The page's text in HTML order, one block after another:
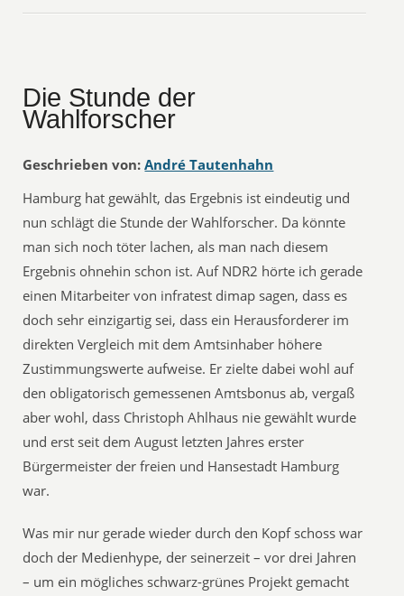
Die Stunde der
Wahlforscher
Geschrieben von: André Tautenhahn
Hamburg hat gewählt, das Ergebnis ist eindeutig und
nun schlägt die Stunde der Wahlforscher. Da könnte
man sich noch töter lachen, als man nach diesem
Ergebnis ohnehin schon ist. Auf NDR2 hörte ich gerade
einen Mitarbeiter von infratest dimap sagen, dass es
doch sehr einzigartig sei, dass ein Herausforderer im
direkten Vergleich mit dem Amtsinhaber höhere
Zustimmungswerte aufweise. Er zielte dabei wohl auf
den obligatorisch gemessenen Amtsbonus ab, vergaß
aber wohl, dass Christoph Ahlhaus nie gewählt wurde
und erst seit dem August letzten Jahres erster
Bürgermeister der freien und Hansestadt Hamburg
war.
Was mir nur gerade wieder durch den Kopf schoss war
doch der Medienhype, der seinerzeit – vor drei Jahren
– um ein mögliches schwarz-grünes Projekt gemacht